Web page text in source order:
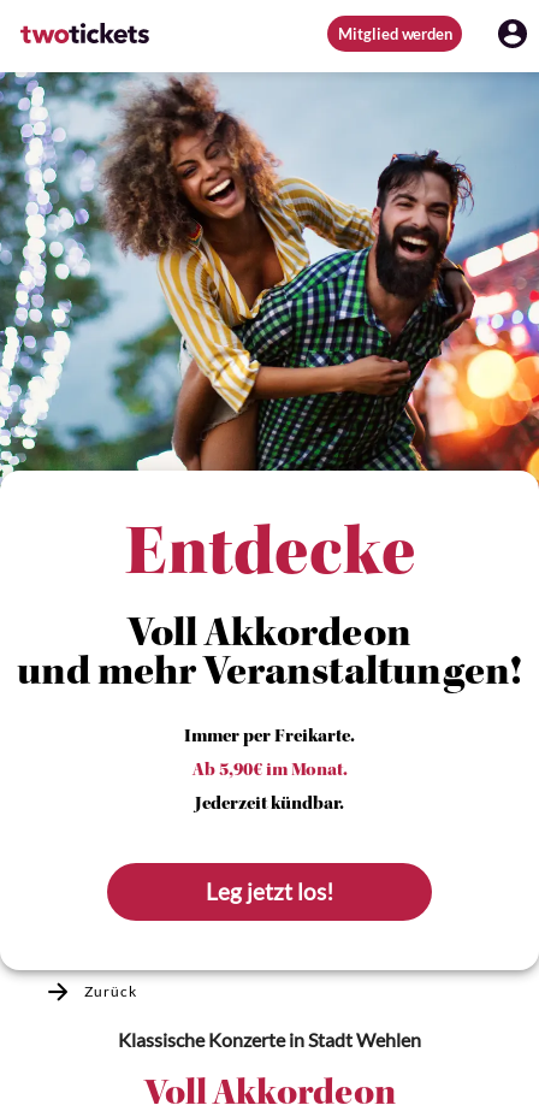
Mitglied werden
Entdecke
Voll Akkordeon
und mehr Veranstaltungen!
Immer per Freikarte.
Ab 5,90€ im Monat.
Jederzeit kündbar.
Leg jetzt los!
Zurück
Klassische Konzertein Stadt Wehlen
Voll Akkordeon